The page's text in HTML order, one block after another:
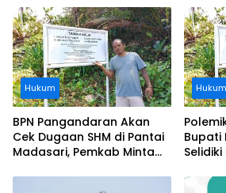
Ditanggung BPJS
Hukum
BPN Pangandaran Akan
Cek Dugaan SHM di Pantai
Madasari, Pemkab Minta
Hukum
Bupati
Pantai